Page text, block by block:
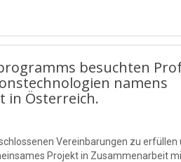
besuchten
namens
in Österreich.
Vereinbarungen zu erfüllen
Projekt in Zusammenarbeit